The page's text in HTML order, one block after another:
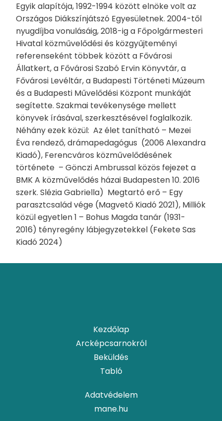
Egyik alapítója, 1992-1994 között elnöke volt az
Országos Diákszínjátszó Egyesületnek. 2004-től
nyugdíjba vonulásáig, 2018-ig a Főpolgármesteri
Hivatal közművelődési és közgyűjteményi
referenseként többek között a Fővárosi
Állatkert, a Fővárosi Szabó Ervin Könyvtár, a
Fővárosi Levéltár, a Budapesti Történeti Múzeum
és a Budapesti Művelődési Központ munkáját
segítette. Szakmai tevékenysége mellett
könyvek írásával, szerkesztésével foglalkozik.
Néhány ezek közül: Az élet tanítható – Mezei
Éva rendező, drámapedagógus (2006 Alexandra
Kiadó), Ferencváros közművelődésének
története – Gönczi Ambrussal közös fejezet a
BMK A közművelődés házai Budapesten 10. 2016
szerk. Slézia Gabriella) Megtartó erő – Egy
parasztcsalád vége (Magvető Kiadó 2021), Milliók
közül egyetlen 1 – Bohus Magda tanár (1931-
2016) tényregény lábjegyzetekkel (Fekete Sas
Kiadó 2024)
Kezdőlap
Arcképcsarnokról
Beküldés
Tabló
Adatvédelem
mane.hu